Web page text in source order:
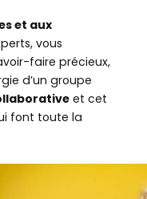
et aux
vous
faire précieux,
d’un groupe
et cet
font toute la